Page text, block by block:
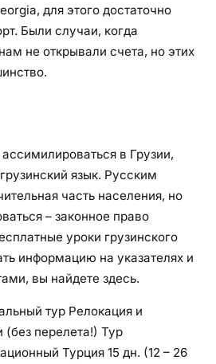
для этого достаточно
Были случаи, когда
не открывали счета, но этих
в Грузии,
язык. Русским
часть населения, но
– законное право
уроки грузинского
информацию на указателях и
вы найдете здесь.
тур Релокация и
(без перелета!) Тур
Турция 15 дн. (12 – 26